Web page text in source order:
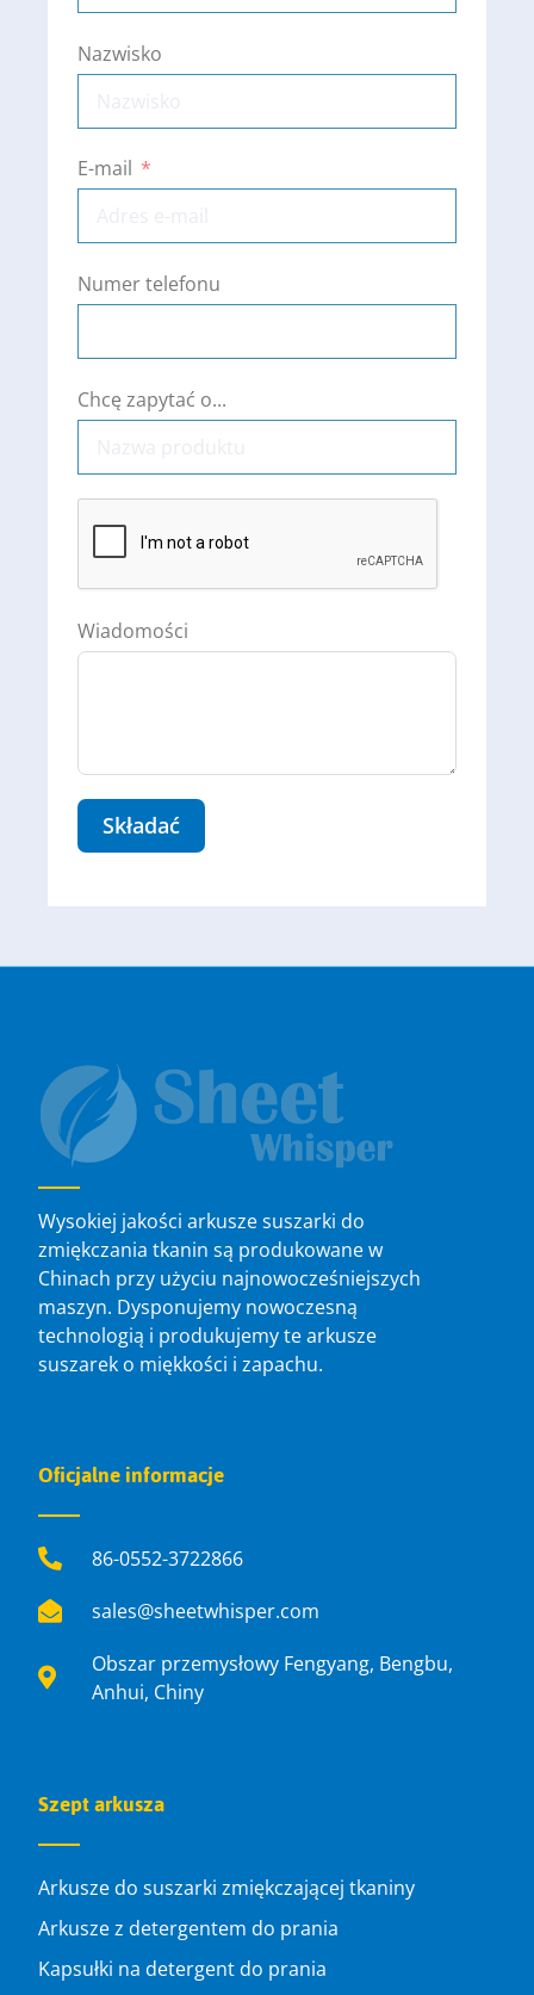
Nazwisko
E-mail
Numer telefonu
Chcę zapytać o...
Wiadomości
Składać
Wysokiej jakości arkusze suszarki do
zmiękczania tkanin są produkowane w
Chinach przy użyciu najnowocześniejszych
maszyn. Dysponujemy nowoczesną
technologią i produkujemy te arkusze
suszarek o miękkości i zapachu.
Oficjalne informacje
86-0552-3722866
sales@sheetwhisper.com
Obszar przemysłowy Fengyang, Bengbu,
Anhui, Chiny
Szept arkusza
Arkusze do suszarki zmiękczającej tkaniny
Arkusze z detergentem do prania
Kapsułki na detergent do prania